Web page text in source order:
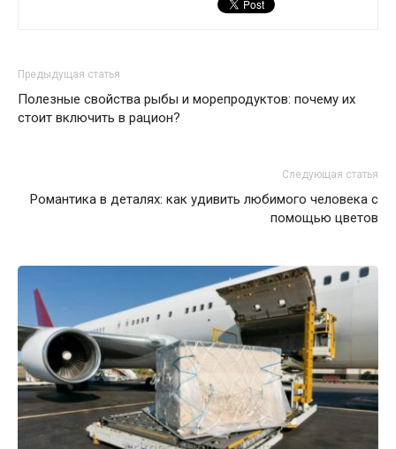
Предыдущая статья
Полезные свойства рыбы и морепродуктов: почему их
стоит включить в рацион?
Следующая статья
Романтика в деталях: как удивить любимого человека с
помощью цветов